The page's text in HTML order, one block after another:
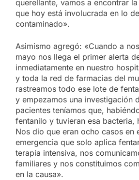
querellante, vamos a encontrar
que hoy está involucrada en lo
contaminado».
Asimismo agregó: «Cuando a
mayo nos llega el primer alerta
inmediatamente en nuestro
y toda la red de farmacias del
rastreamos todo ese lote de
y empezamos una investigación
pacientes teníamos que,
fentanilo y tuvieran esa bacteria,
Nos dio que eran ocho casos en
emergencia que solo aplica
terapia intensiva, nos
familiares y nos constituimos
en la causa».